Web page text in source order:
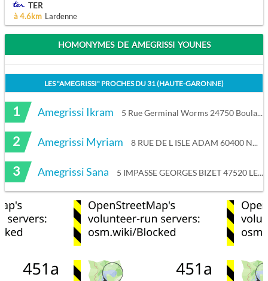
TER
à 4.6km Lardenne
HOMONYMES DE AMEGRISSI YOUNES
LES "AMEGRISSI" PROCHES DU31 (HAUTE-GARONNE)
1 Amegrissi Ikram 5 Rue Germinal Worms 24750 Boulazac Isle Manoire
2 Amegrissi Myriam 8 RUE DE L ISLE ADAM 60400 NOYON
3 Amegrissi Sana 5 IMPASSE GEORGES BIZET 47520 LE PASSAGE